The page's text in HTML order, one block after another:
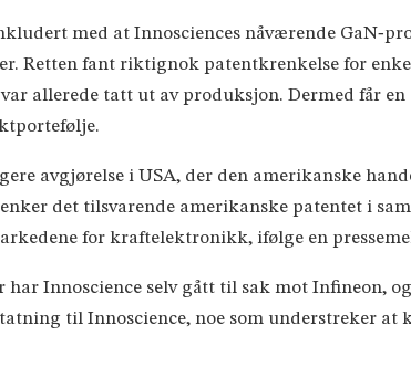
med at Innosciences nåværende
Retten fant riktignok patentkrenkelse for
var allerede tatt ut av produksjon. Dermed får
avgjørelse i USA, der den amerikanske
det tilsvarende amerikanske patentet i
for kraftelektronikk, ifølge en
Innoscience selv gått til sak mot Infineon,
til Innoscience, noe som understreker at